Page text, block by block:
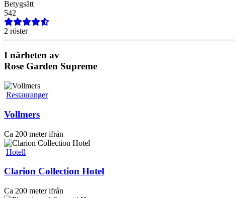
Betygsätt
542
2 röster
I närheten av
Rose Garden Supreme
Restauranger
Vollmers
Ca 200 meter ifrån
Hotell
Clarion Collection Hotel
Ca 200 meter ifrån